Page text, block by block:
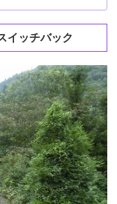
イッチバック